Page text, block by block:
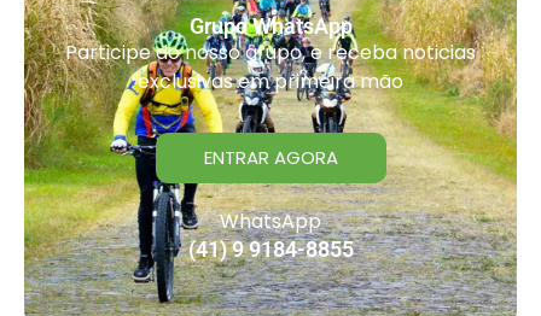
Grupo WhatsApp
Participe do nosso grupo, e receba noticias
exclusivas em primeira mão
ENTRAR AGORA
WhatsApp
(41) 9 9184-8855